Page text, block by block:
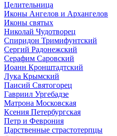
Целительница
Иконы Ангелов и Архангелов
Иконы святых
Николай Чудотворец
Спиридон Тримифунтский
Сергий Радонежский
Серафим Саровский
Иоанн Кронштадтский
Лука Крымский
Паисий Святогорец
Гавриил Ургебадзе
Матрона Московская
Ксения Петербургская
Петр и Феврония
Царственные страстотерпцы